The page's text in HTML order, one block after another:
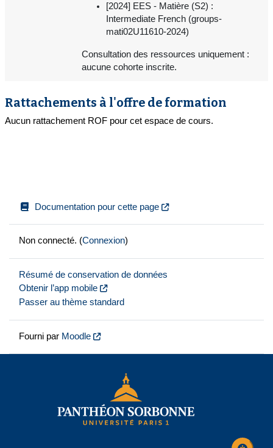
[2024] EES - Matière (S2) :
Intermediate French (groups-
mati02U11610-2024)
Consultation des ressources uniquement :
aucune cohorte inscrite.
Rattachements à l'offre de formation
Aucun rattachement ROF pour cet espace de cours.
Documentation pour cette page
Non connecté. (Connexion)
Résumé de conservation de données
Obtenir l’app mobile
Passer au thème standard
Fourni par Moodle